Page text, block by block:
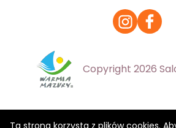
Ta strona korzysta z plików cookies.
Copyright 2026